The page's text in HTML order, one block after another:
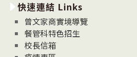
消
息
News
快速連結 Links
曾文家商實境導覽
餐管科特色招生
校長信箱